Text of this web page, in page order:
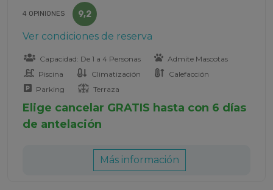
4 OPINIONES 9,2
Ver condiciones de reserva
Capacidad: De 1 a 4 Personas
Admite Mascotas
Piscina
Climatización
Calefacción
Parking
Terraza
Elige cancelar GRATIS hasta con 6 días
de antelación
Más información